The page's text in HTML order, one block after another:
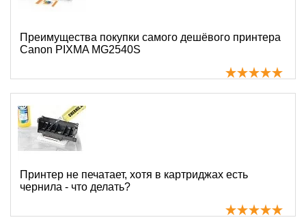
Преимущества покупки самого дешёвого принтера
Canon PIXMA MG2540S
Принтер не печатает, хотя в картриджах есть
чернила - что делать?